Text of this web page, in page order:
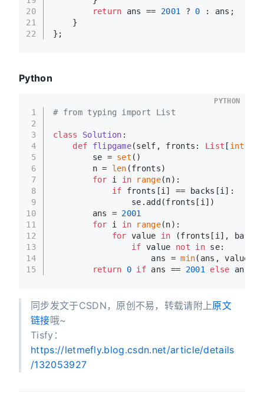
20
21
22
return ans == 2001 ? 0 : ans;
    }
};
Python
1
2
3
4
5
6
7
8
9
10
11
12
13
14
15
# from typing import List
class Solution :
def
flipgame(self, fronts: List [ int
        se =
set ()
        n =
len (fronts)
for i in range(n):
if fronts[i] == backs[i]:
                se.add(fronts[i])
        ans =
2001
for i in range(n):
for value in (fronts[i],
if value not in se:
                    ans =
min(ans, value)
return
0 if ans == 2001 else ans
PYTHON
同步发文于CSDN，原创不易，转载请附上原文
链接哦~
Tisfy：
https://letmefly.blog.csdn.net/article/details
/132053927